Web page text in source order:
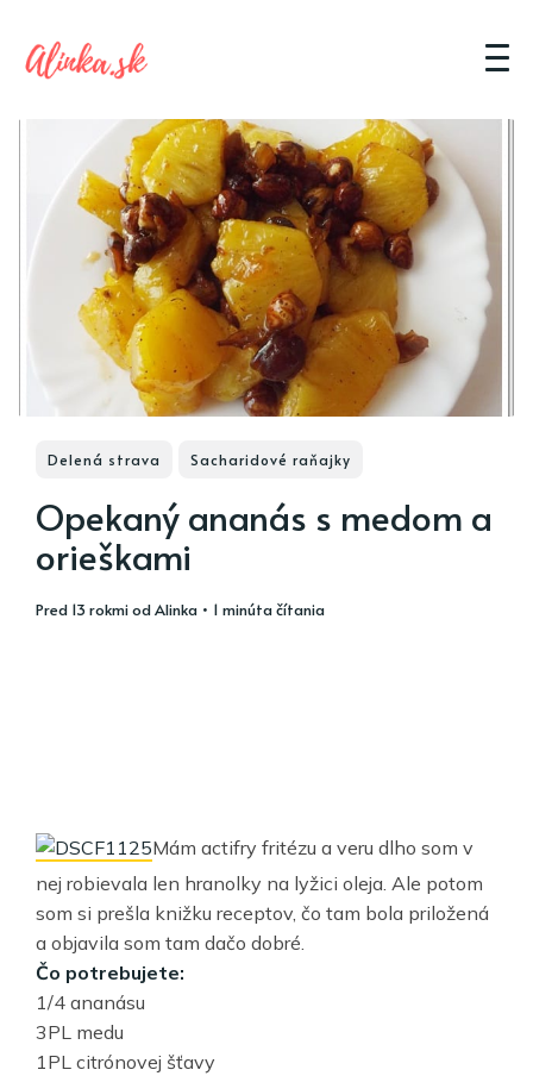
Delená strava Sacharidové raňajky
Opekaný ananás s medom a
orieškami
pred 13 rokmiodAlinka • 1 minúta čítania
Mám actifry fritézu a veru dlho som v
nej robievala len hranolky na lyžici oleja. Ale potom
som si prešla knižku receptov, čo tam bola priložená
a objavila som tam dačo dobré.
Čo potrebujete:
1/4 ananásu
3PL medu
1PL citrónovej šťavy